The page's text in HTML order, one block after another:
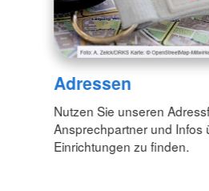
Adressen
Nutzen Sie unseren
Ansprechpartner und Infos
Einrichtungen zu finden.